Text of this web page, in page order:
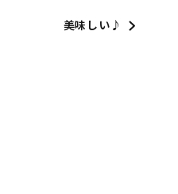
美味しい♪